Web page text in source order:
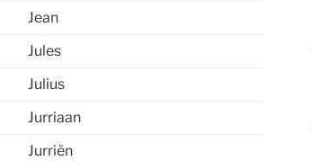
Jean
Jules
Julius
Jurriaan
Jurriën